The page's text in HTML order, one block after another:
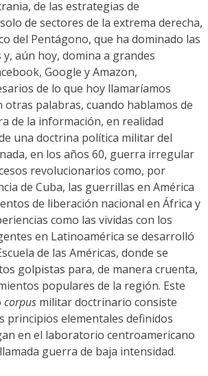
de las estrategias de
de sectores de la extrema derecha,
del Pentágono, que ha dominado las
aún hoy, domina a grandes
Google y Amazon,
de lo que hoy llamaríamos
palabras, cuando hablamos de
de la información, en realidad
una doctrina política militar del
en los años 60, guerra irregular
revolucionarios como, por
de Cuba, las guerrillas en América
de liberación nacional en África y
como las vividas con los
en Latinoamérica se desarrolló
de las Américas, donde se
golpistas para, de manera cruenta,
populares de la región. Este
corpus militar doctrinario consiste
principios elementales definidos
en el laboratorio centroamericano
guerra de baja intensidad.